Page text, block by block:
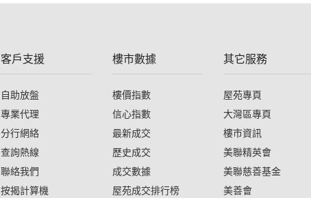
客戶支援
自助放盤
專業代理
分行網絡
查詢熱線
聯絡我們
按揭計算機
樓市數據
樓價指數
信心指數
最新成交
歷史成交
成交數據
屋苑成交排行榜
其它服務
屋苑專頁
大灣區專頁
樓市資訊
美聯精英會
美聯慈善基金
美善會